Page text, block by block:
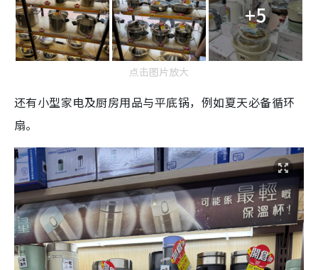
+5
点击图片放大
还有小型家电及厨房用品与平底锅，例如夏天必备循环
扇。